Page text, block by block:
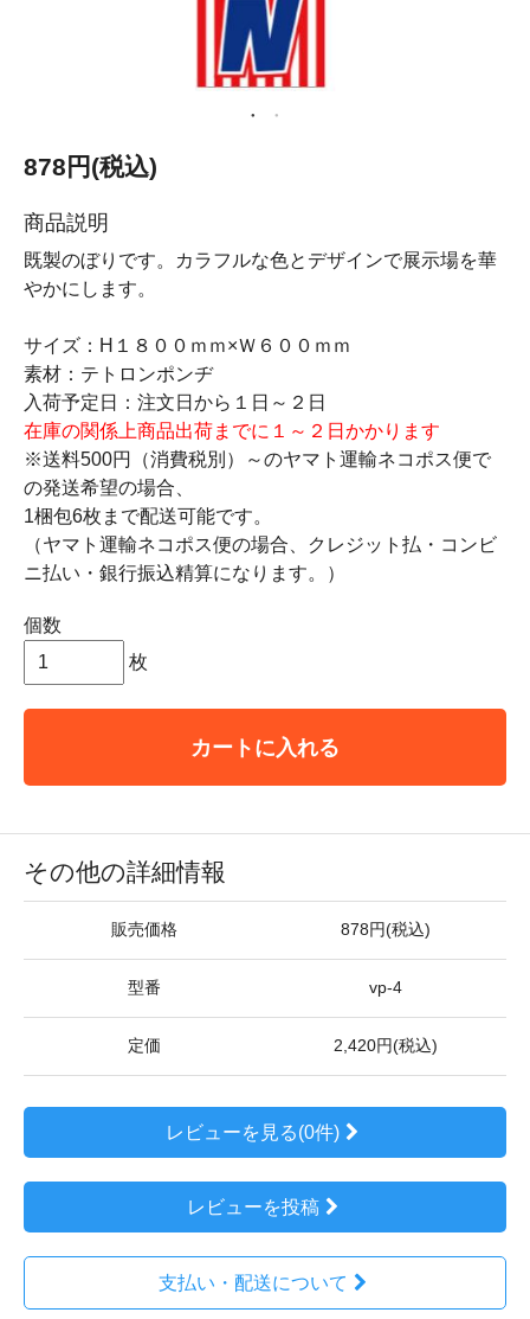
878円(税込)
商品説明
既製のぼりです。カラフルな色とデザインで展示場を華
やかにします。
サイズ：H１８００ｍｍ×Ｗ６００ｍｍ
素材：テトロンポンヂ
入荷予定日：注文日から１日～２日
在庫の関係上商品出荷までに１～２日かかります
※送料500円（消費税別）～のヤマト運輸ネコポス便で
の発送希望の場合、
1梱包6枚まで配送可能です。
（ヤマト運輸ネコポス便の場合、クレジット払・コンビ
ニ払い・銀行振込精算になります。）
個数
枚
カートに入れる
その他の詳細情報
販売価格 878円(税込)
型番 vp-4
定価 2,420円(税込)
レビューを見る(0件)
レビューを投稿
支払い・配送について